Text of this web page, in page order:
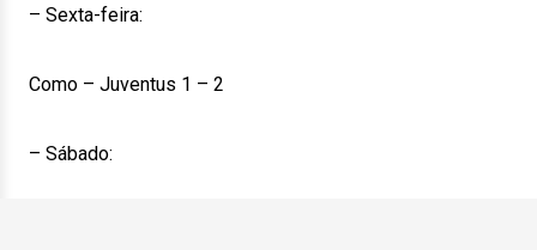
– Sexta-feira:
Como – Juventus 1 – 2
– Sábado: